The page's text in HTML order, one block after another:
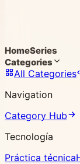
HomeSeries
Categories
All Categories
Navigation
Category Hub
Tecnología
Práctica técnica